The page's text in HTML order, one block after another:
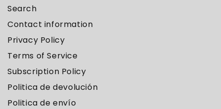
Search
Contact information
Privacy Policy
Terms of Service
Subscription Policy
Politica de devolución
Politica de envío